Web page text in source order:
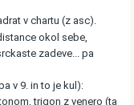
v chartu (z asc).
okol sebe,
zadeve... pa
v 9. in to je kul):
trigon z venero (ta